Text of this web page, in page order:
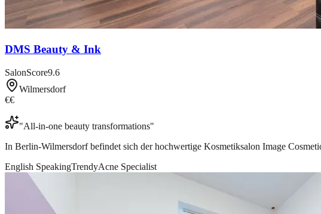
DMS Beauty & Ink
SalonScore9.6
Wilmersdorf
€€
"All-in-one beauty transformations"
In Berlin-Wilmersdorf befindet sich der hochwertige Kosmetiksalon Image
English SpeakingTrendyAcne Specialist